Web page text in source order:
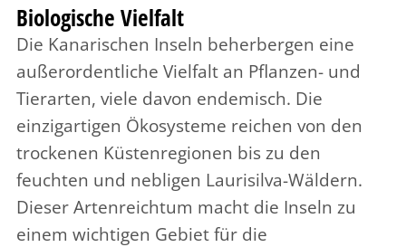
Biologische Vielfalt
Die Kanarischen Inseln beherbergen eine
außerordentliche Vielfalt an Pflanzen- und
Tierarten, viele davon endemisch. Die
einzigartigen Ökosysteme reichen von den
trockenen Küstenregionen bis zu den
feuchten und nebligen Laurisilva-Wäldern.
Dieser Artenreichtum macht die Inseln zu
einem wichtigen Gebiet für die